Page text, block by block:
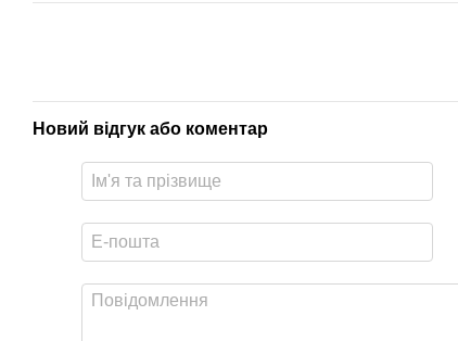
Новий відгук або коментар